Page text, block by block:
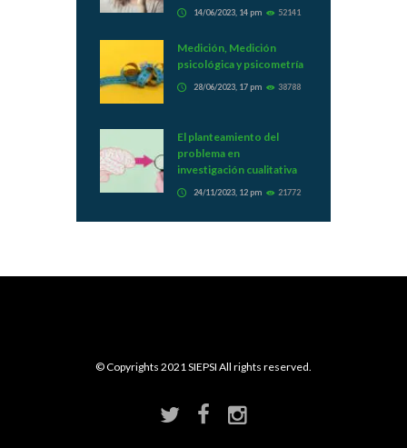
14/06/2023, 14 pm 52141
Medición, Medición
psicológica y psicometría
28/06/2023, 17 pm 38788
El planteamiento del
problema en
investigación cualitativa
24/11/2023, 12 pm 21772
© Copyrights 2021 SIEPSI All rights reserved.